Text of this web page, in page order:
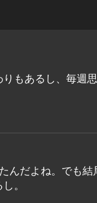
もあるし、毎週
んだよね。でも
。